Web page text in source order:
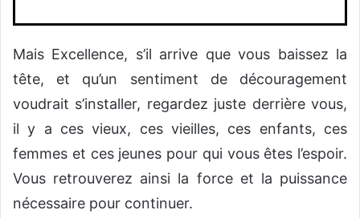
Mais Excellence, s’il arrive que vous baissez la
tête, et qu’un sentiment de découragement
voudrait s’installer, regardez juste derrière vous,
il y a ces vieux, ces vieilles, ces enfants, ces
femmes et ces jeunes pour qui vous êtes l’espoir.
Vous retrouverez ainsi la force et la puissance
nécessaire pour continuer.